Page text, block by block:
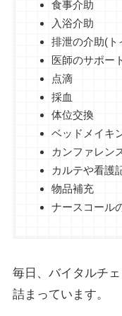
食事介助
入浴介助
排泄の介助(ト
医師のサポー
点滴
採血
体位交換
ベッドメイキ
カンファレン
カルテや看護
物品補充
ナースコール
毎日、バイタルチ
詰まっています。